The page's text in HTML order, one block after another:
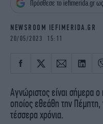
iBOOKS
MEDIA
NEWSLETTER
Πρόσθεσε το iefimerida.gr
NEWSROOM IEFIMERIDA.GR
20/05/2023 15:11
Αγνώριστος είναι σήμερα ο
οποίος εθεάθη την
τέσσερα χρόνια.